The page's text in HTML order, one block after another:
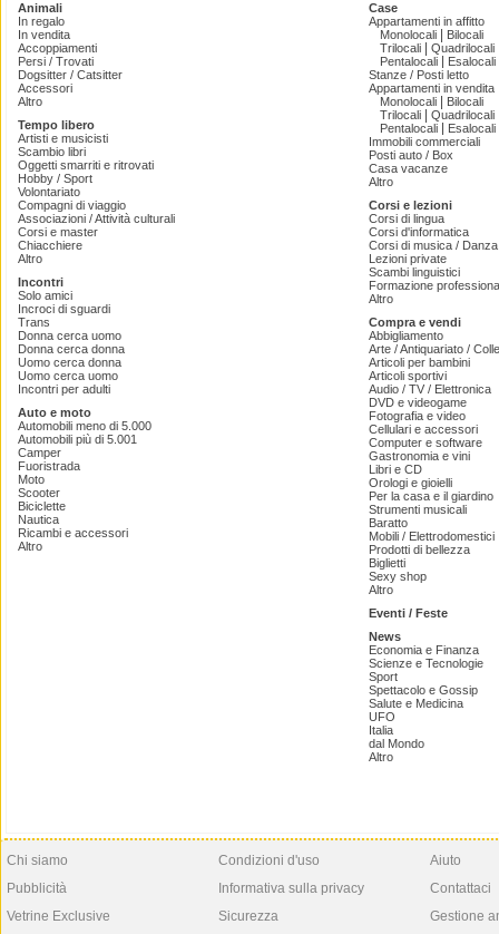
Animali
In regalo
In vendita
Accoppiamenti
Persi / Trovati
Dogsitter / Catsitter
Accessori
Altro
Tempo libero
Artisti e musicisti
Scambio libri
Oggetti smarriti e ritrovati
Hobby / Sport
Volontariato
Compagni di viaggio
Associazioni / Attività culturali
Corsi e master
Chiacchiere
Altro
Incontri
Solo amici
Incroci di sguardi
Trans
Donna cerca uomo
Donna cerca donna
Uomo cerca donna
Uomo cerca uomo
Incontri per adulti
Auto e moto
Automobili meno di 5.000
Automobili più di 5.001
Camper
Fuoristrada
Moto
Scooter
Biciclette
Nautica
Ricambi e accessori
Altro
Case
Appartamenti in affitto
Monolocali
Bilocali
Trilocali
Quadrilocali
Pentalocali
Esalocali
Stanze / Posti letto
Appartamenti in vendita
Monolocali
Bilocali
Trilocali
Quadrilocali
Pentalocali
Esalocali
Immobili commerciali
Posti auto / Box
Casa vacanze
Altro
Corsi e lezioni
Corsi di lingua
Corsi d'informatica
Corsi di musica /
Lezioni private
Scambi linguistici
Formazione
Altro
Compra e vendi
Abbigliamento
Arte / Antiquariato /
Articoli per bambini
Articoli sportivi
Audio / TV / Elettronica
DVD e videogame
Fotografia e video
Cellulari e accessori
Computer e software
Gastronomia e vini
Libri e CD
Orologi e gioielli
Per la casa e il giardino
Strumenti musicali
Baratto
Mobili / Elettrodomestici
Prodotti di bellezza
Biglietti
Sexy shop
Altro
Eventi / Feste
News
Economia e Finanza
Scienze e Tecnologie
Sport
Spettacolo e Gossip
Salute e Medicina
UFO
Italia
dal Mondo
Altro
Chi siamo
Pubblicità
Vetrine Exclusive
Condizioni d'uso
Informativa sulla privacy
Sicurezza
Aiuto
Contattaci
Gestione